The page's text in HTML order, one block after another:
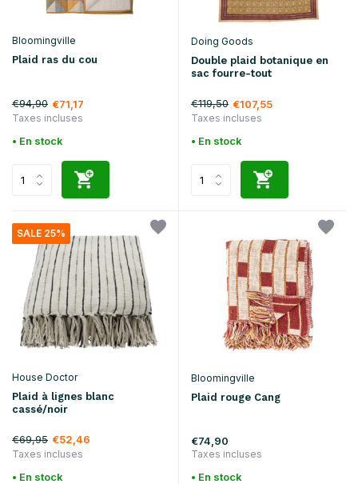
Bloomingville
Plaid ras du cou
€94,90 €71,17
Taxes incluses
• En stock
Doing Goods
Double plaid botanique en
sac fourre-tout
€119,50 €107,55
Taxes incluses
• En stock
SALE 25%
House Doctor
Plaid à lignes blanc
cassé/noir
€69,95 €52,46
Taxes incluses
• En stock
Bloomingville
Plaid rouge Cang
€74,90
Taxes incluses
• En stock